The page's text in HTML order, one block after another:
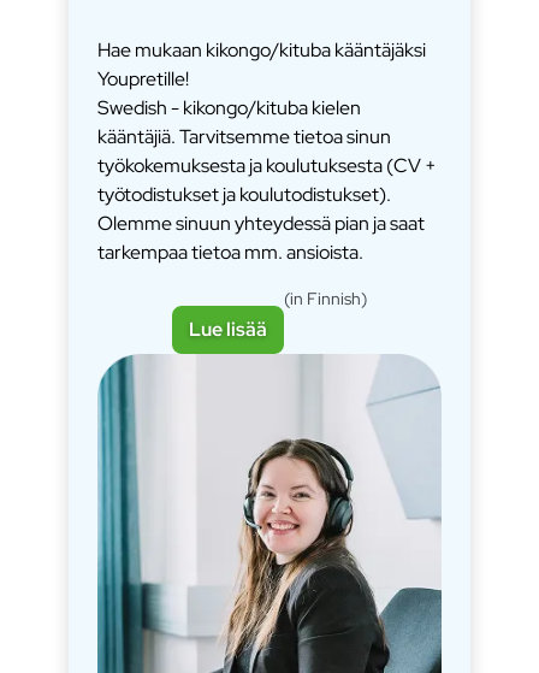
Hae mukaan kikongo/kituba kääntäjäksi
Youpretille!
Swedish - kikongo/kituba kielen
kääntäjiä. Tarvitsemme tietoa sinun
työkokemuksesta ja koulutuksesta (CV +
työtodistukset ja koulutodistukset).
Olemme sinuun yhteydessä pian ja saat
tarkempaa tietoa mm. ansioista.
Lue lisää
(in Finnish)